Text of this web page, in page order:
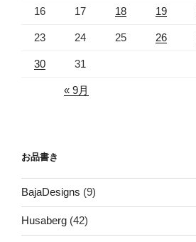
16 17 18 19
23 24 25 26
30 31
« 9月
お品書き
BajaDesigns (9)
Husaberg (42)